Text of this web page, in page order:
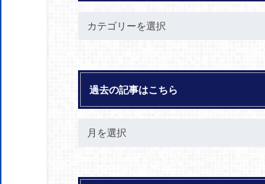
過去の記事はこちら